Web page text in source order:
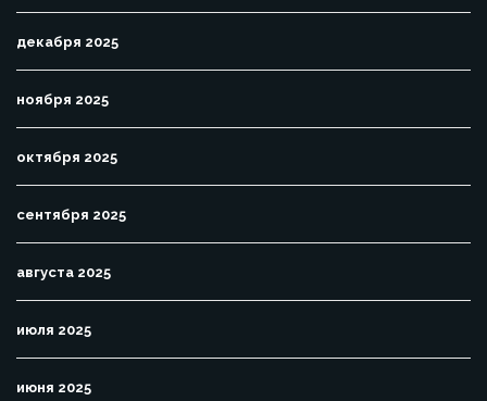
декабря 2025
ноября 2025
октября 2025
сентября 2025
августа 2025
июля 2025
июня 2025